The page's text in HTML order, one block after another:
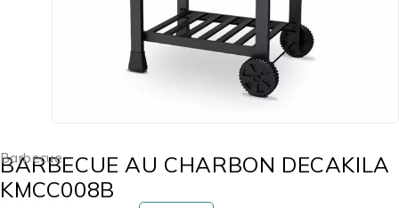
Barbecue
BARBECUE AU CHARBON DECAKILA
KMCC008B